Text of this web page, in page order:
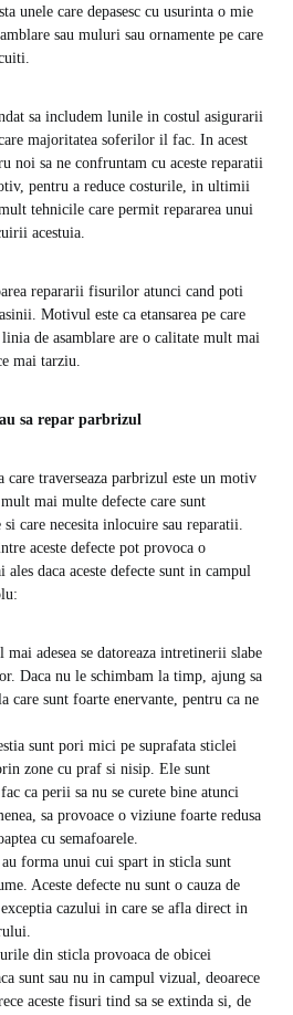
unele care depasesc cu usurinta o mie
sau muluri sau ornamente pe care
sa includem lunile in costul asigurarii
majoritatea soferilor il fac. In acest
noi sa ne confruntam cu aceste reparatii
pentru a reduce costurile, in ultimii
tehnicile care permit repararea unui
acestuia.
repararii fisurilor atunci cand poti
Motivul este ca etansarea pe care
de asamblare are o calitate mult mai
mai tarziu.
sa repar parbrizul
traverseaza parbrizul este un motiv
mai multe defecte care sunt
care necesita inlocuire sau reparatii.
aceste defecte pot provoca o
daca aceste defecte sunt in campul
mai adesea se datoreaza intretinerii slabe
Daca nu le schimbam la timp, ajung sa
care sunt foarte enervante, pentru ca ne
sunt pori mici pe suprafata sticlei
zone cu praf si nisip. Ele sunt
ca perii sa nu se curete bine atunci
sa provoace o viziune foarte redusa
cu semafoarele.
au forma unui cui spart in sticla sunt
Aceste defecte nu sunt o cauza de
cazului in care se afla direct in
din sticla provoaca de obicei
sunt sau nu in campul vizual, deoarece
aceste fisuri tind sa se extinda si, de